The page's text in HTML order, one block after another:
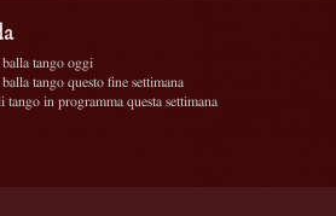
tango oggi
tango questo fine settimana
tango in programma questa settimana